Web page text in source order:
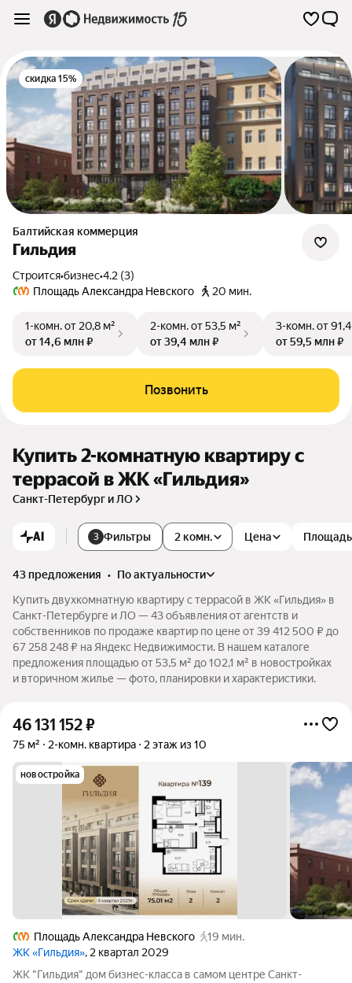
скидка 15%
Балтийская коммерция
Гильдия
Строится•бизнес•4.2 (3)
Площадь Александра Невского
20 мин.
1-комн.от 20,8 м²
от 14,6 млн ₽
2-комн.от 53,5 м²
от 39,4 млн ₽
3-комн.от
от 59,5 млн ₽
Позвонить
Купить 2-комнатную квартиру с
террасой в ЖК «Гильдия»
Санкт-Петербург и ЛО
AI 3 Фильтры 2 комн. Цена Площадь
43 предложения •
по актуальности
Купить двухкомнатную квартиру с террасой в ЖК «Гильдия» в
Санкт-Петербурге и ЛО — 43 объявления от агентств и
собственников по продаже квартир по цене от 39 412 500 ₽ до
67 258 248 ₽ на Яндекс Недвижимости. В нашем каталоге
предложения площадью от 53,5 м² до 102,1 м² в новостройках
и вторичном жилье — фото, планировки и характеристики.
46 131 152₽
75 м² 2-комн. квартира 2 этаж из 10
новостройка
Площадь Александра Невского
19 мин.
ЖК «Гильдия», 2 квартал 2029
ЖК "Гильдия" дом бизнес-класса в самом центре Санкт-